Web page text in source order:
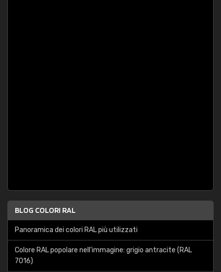
BLOG COLORI RAL
Panoramica dei colori RAL più utilizzati
Colore RAL popolare nell'immagine: grigio antracite (RAL
7016)